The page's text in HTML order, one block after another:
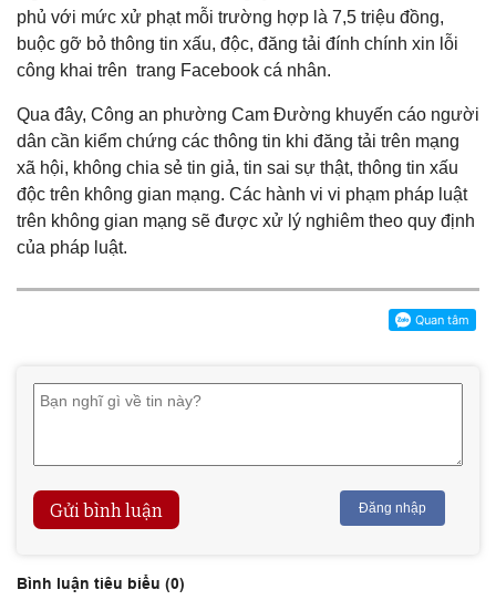
phủ với mức xử phạt mỗi trường hợp là 7,5 triệu đồng,
buộc gỡ bỏ thông tin xấu, độc, đăng tải đính chính xin lỗi
công khai trên trang Facebook cá nhân.
Qua đây, Công an phường Cam Đường khuyến cáo người
dân cần kiểm chứng các thông tin khi đăng tải trên mạng
xã hội, không chia sẻ tin giả, tin sai sự thật, thông tin xấu
độc trên không gian mạng. Các hành vi vi phạm pháp luật
trên không gian mạng sẽ được xử lý nghiêm theo quy định
của pháp luật.
Gửi bình luận Đăng nhập
Bình luận tiêu biểu (0)